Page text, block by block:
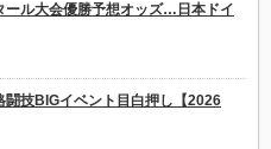
ール大会優勝予想オッズ…日本ドイ
闘技BIGイベント目白押し【2026